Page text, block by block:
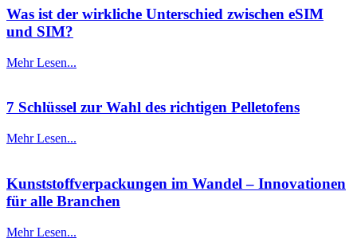
Was ist der wirkliche Unterschied zwischen eSIM
und SIM?
Mehr Lesen...
7 Schlüssel zur Wahl des richtigen Pelletofens
Mehr Lesen...
Kunststoffverpackungen im Wandel – Innovationen
für alle Branchen
Mehr Lesen...